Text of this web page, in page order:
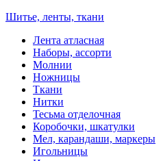
Шитье, ленты, ткани
Лента атласная
Наборы, ассорти
Молнии
Ножницы
Ткани
Нитки
Тесьма отделочная
Коробочки, шкатулки
Мел, карандаши, маркеры
Игольницы